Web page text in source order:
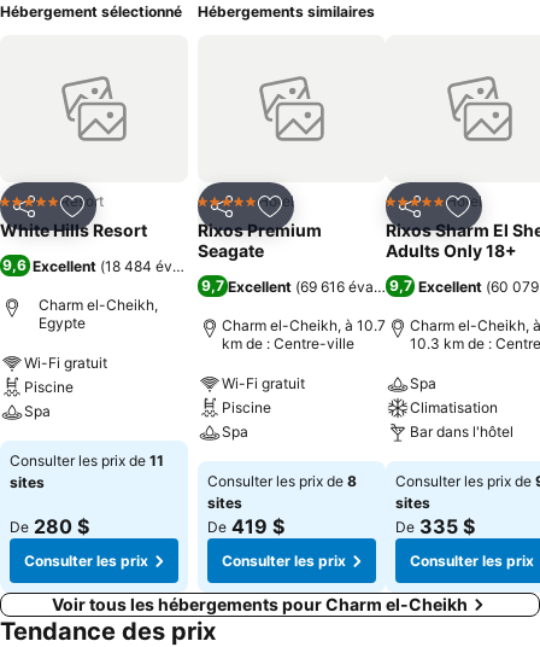
Hébergement sélectionné
PartagerAjouter à mes favoris
5 Étoiles Resort
White Hills Resort
9,6 Excellent (18 484 évaluations)
Charm el-Cheikh,
Egypte
Wi-Fi gratuit
Piscine
Spa
Consulter les prix de 11
sites
De 280 $
Consulter les prix
Hébergements similaires
PartagerAjouter à mes favoris
5 Étoiles Hotel
Rixos Premium
Seagate
9,7 Excellent (69 616 évaluations)
Charm el-Cheikh, à 10.7
km de : Centre-ville
Wi-Fi gratuit
Piscine
Spa
Consulter les prix de 8
sites
De 419 $
Consulter les prix
PartagerAjouter
5 Étoiles Hotel
Rixos Sharm El
Adults Only 18+
9,7 Excellent (60
Charm el-Cheikh, à
10.3 km de :
Spa
Climatisation
Bar dans l'hôtel
Consulter les prix de
sites
De 335 $
Consulter les prix
Voir tous les hébergements pour Charm el-Cheikh
Tendance des prix